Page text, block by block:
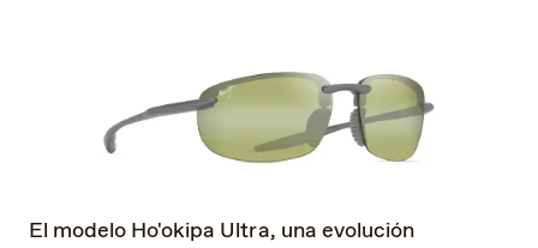
El modelo Ho'okipa Ultra, una evolución